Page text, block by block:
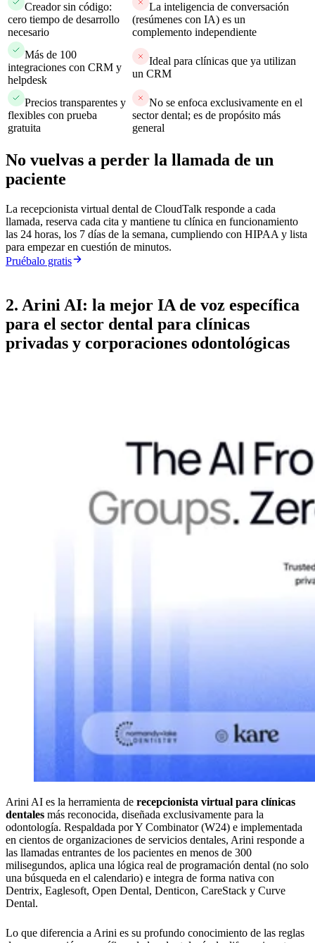
Creador sin código:
cero tiempo de desarrollo
necesario
La inteligencia de conversación
(resúmenes con IA) es un
complemento independiente
Más de 100
integraciones con CRM y
helpdesk
Ideal para clínicas que ya utilizan
un CRM
Precios transparentes y
flexibles con prueba
gratuita
No se enfoca exclusivamente en el
sector dental; es de propósito más
general
No vuelvas a perder la llamada de un
paciente
La recepcionista virtual dental de CloudTalk responde a cada
llamada, reserva cada cita y mantiene tu clínica en funcionamiento
las 24 horas, los 7 días de la semana, cumpliendo con HIPAA y lista
para empezar en cuestión de minutos.
Pruébalo gratis
2. Arini AI: la mejor IA de voz específica
para el sector dental para clínicas
privadas y corporaciones odontológicas
Arini AI es la herramienta de recepcionista virtual para clínicas
dentales más reconocida, diseñada exclusivamente para la
odontología. Respaldada por Y Combinator (W24) e implementada
en cientos de organizaciones de servicios dentales, Arini responde a
las llamadas entrantes de los pacientes en menos de 300
milisegundos, aplica una lógica real de programación dental (no solo
una búsqueda en el calendario) e integra de forma nativa con
Dentrix, Eaglesoft, Open Dental, Denticon, CareStack y Curve
Dental.
Lo que diferencia a Arini es su profundo conocimiento de las reglas